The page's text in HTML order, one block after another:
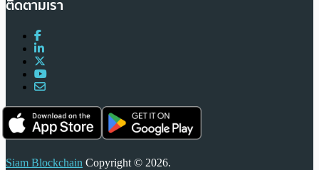
ติดตามเรา
Siam Blockchain Copyright © 2026.